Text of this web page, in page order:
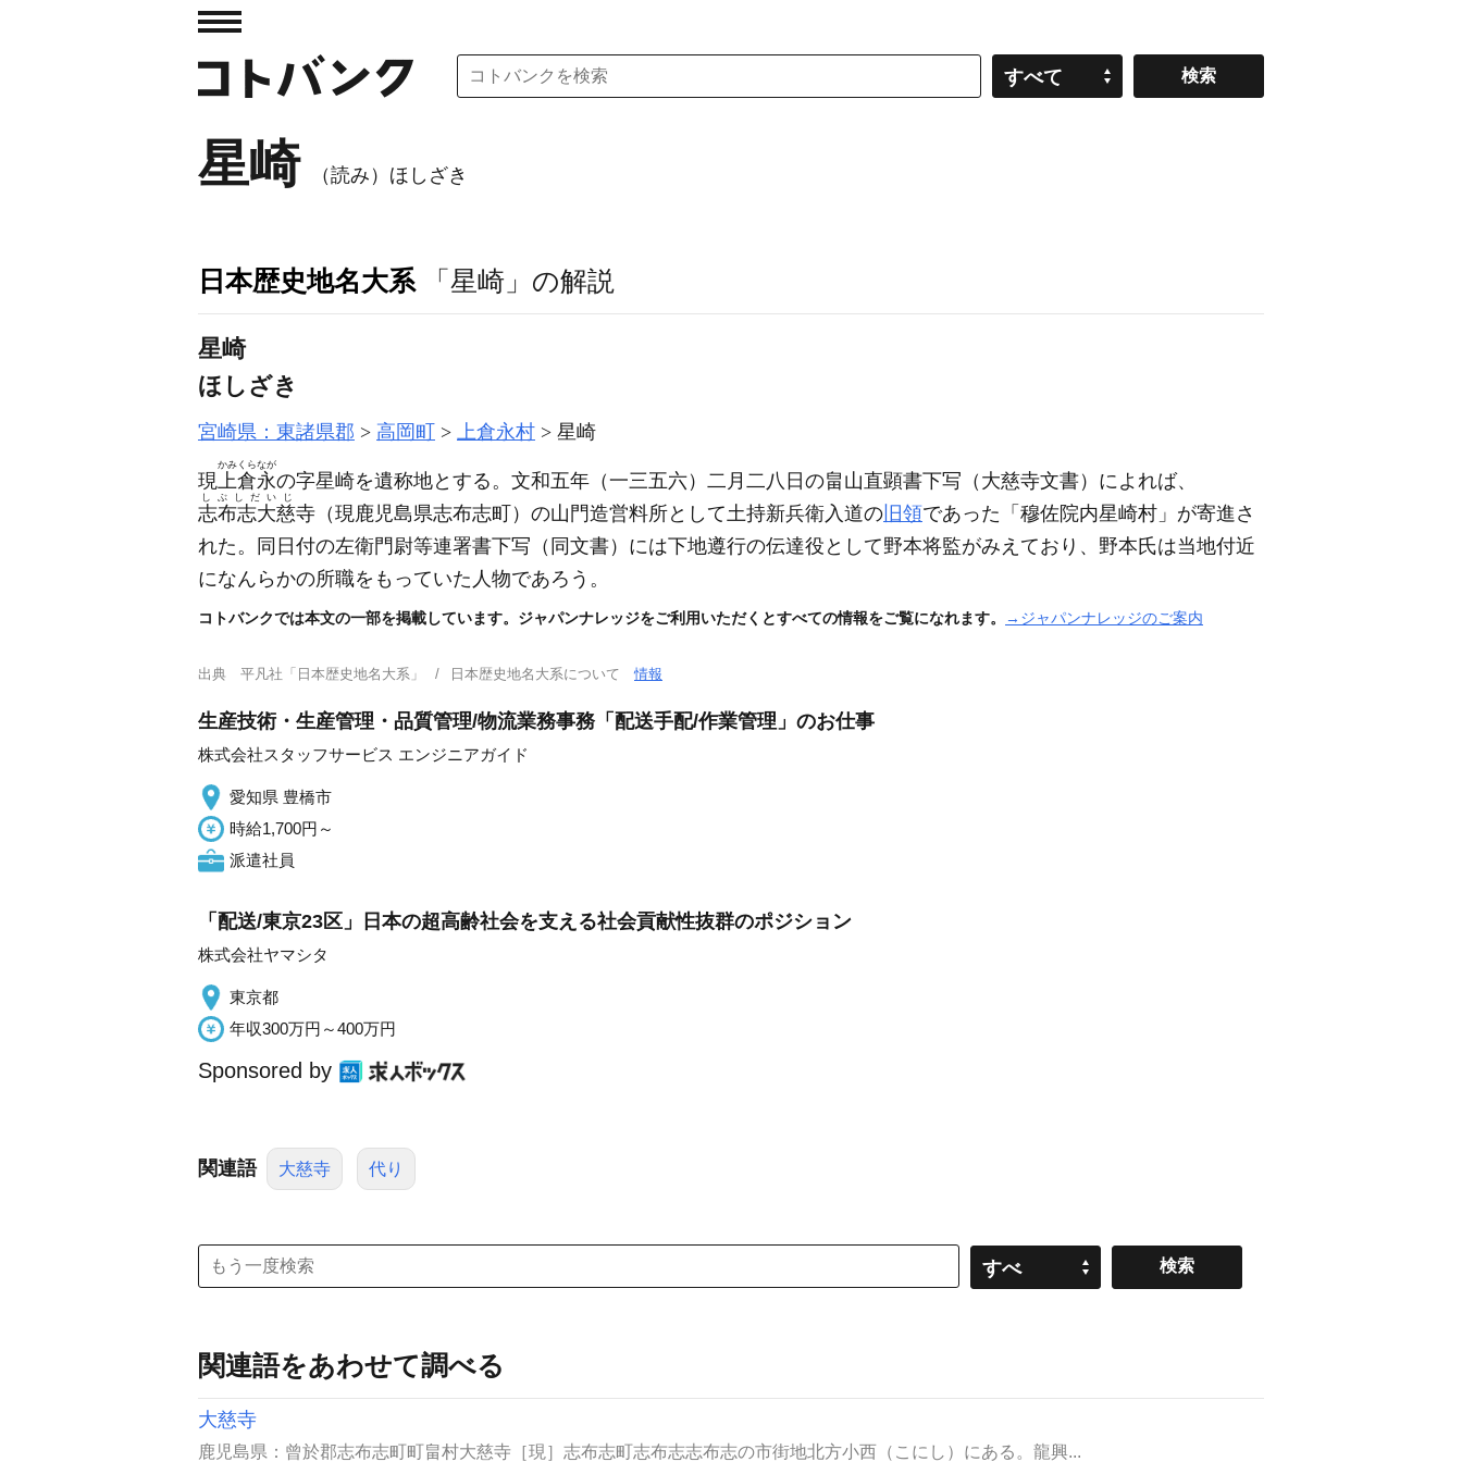
すべて
星崎 （読み）ほしざき
日本歴史地名大系 「星崎」の解説
星崎
ほしざき
宮崎県：東諸県郡 高岡町 上倉永村 星崎
現上倉永
かみくらなが
の字星崎を遺称地とする。文和五年 （一三五六） 二月二八日の畠山直顕書下写 （大慈寺文書） によれば、
志布志大慈
しぶしだいじ
寺 （現鹿児島県志布志町） の山門造営料所として土持新兵衛入道の 旧領であった「穆佐院内星崎村」が寄進さ
れた。同日付の左衛門尉等連署書下写 （同文書） には下地遵行の伝達役として野本将監がみえており、野本氏は当地付近
になんらかの所職をもっていた人物であろう。
コトバンクでは本文の一部を掲載しています。ジャパンナレッジをご利用いただくとすべての情報をご覧になれます。 →ジャパンナレッジのご案内
出典 平凡社「日本歴史地名大系」 日本歴史地名大系について情報
生産技術・生産管理・品質管理/物流業務事務「配送手配/作業管理」のお仕事
株式会社スタッフサービス エンジニアガイド
愛知県 豊橋市
時給1,700円～
派遣社員
「配送/東京23区」日本の超高齢社会を支える社会貢献性抜群のポジション
株式会社ヤマシタ
東京都
年収300万円～400万円
Sponsored by
関連語 大慈寺 代り
すべ
関連語をあわせて調べる
大慈寺
鹿児島県：曾於郡志布志町町畠村大慈寺［現］志布志町志布志志布志の市街地北方小西（こにし）にある。龍興...